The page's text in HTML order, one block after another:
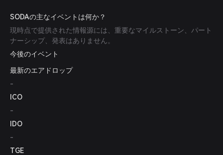
SODAの主なイベントは何か？
現時点で提供された情報源には、重要なマイルストーン、パート
ナーシップ、発表はありません。
今後のイベント
最新のエアドロップ
-
ICO
-
IDO
-
TGE